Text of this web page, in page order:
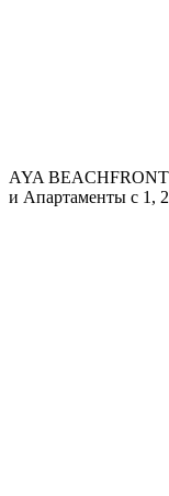
AYA
и Апартаменты с 1,